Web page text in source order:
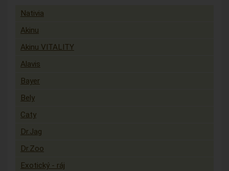
Nativia
Akinu
Akinu VITALITY
Alavis
Bayer
Bely
Caty
Dr.Jag
Dr.Zoo
Exotický - ráj